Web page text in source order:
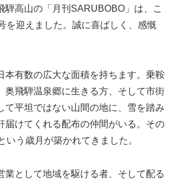
騨高山の「月刊SARUBOBO」は、こ
を迎えました。誠に喜ばしく、感慨
本有数の広大な面積を持ちます。乗鞍
奥飛騨温泉郷に生きる方、そして市街
て平坦ではない山間の地に、雪を踏み
届けてくれる配布の仲間がいる。その
いう歳月が築かれてきました。
業として地域を駆ける者、そして配る